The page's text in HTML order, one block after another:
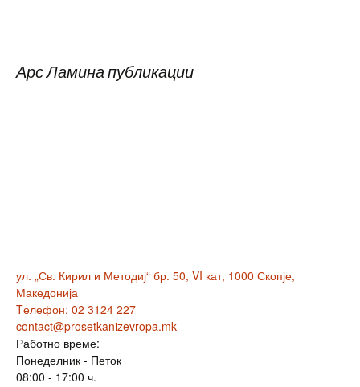
Арс Ламина публикации
ул. „Св. Кирил и Методиј“ бр. 50, VI кат, 1000 Скопје,
Македонија
Tелефон: 02 3124 227
contact@prosetkanizevropa.mk
Работно време:
Понеделник - Петок
08:00 - 17:00 ч.